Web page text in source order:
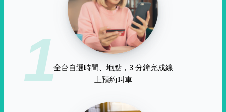
1全台自選時間、地點，3 分鐘完成線
上預約叫車